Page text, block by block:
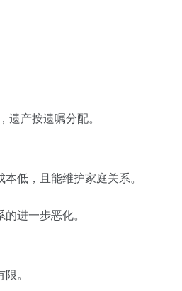
产按遗嘱分配。
低，且能维护家庭关系。
进一步恶化。
。